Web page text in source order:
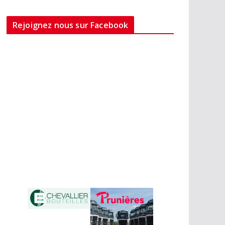
Rejoignez nous sur Facebook